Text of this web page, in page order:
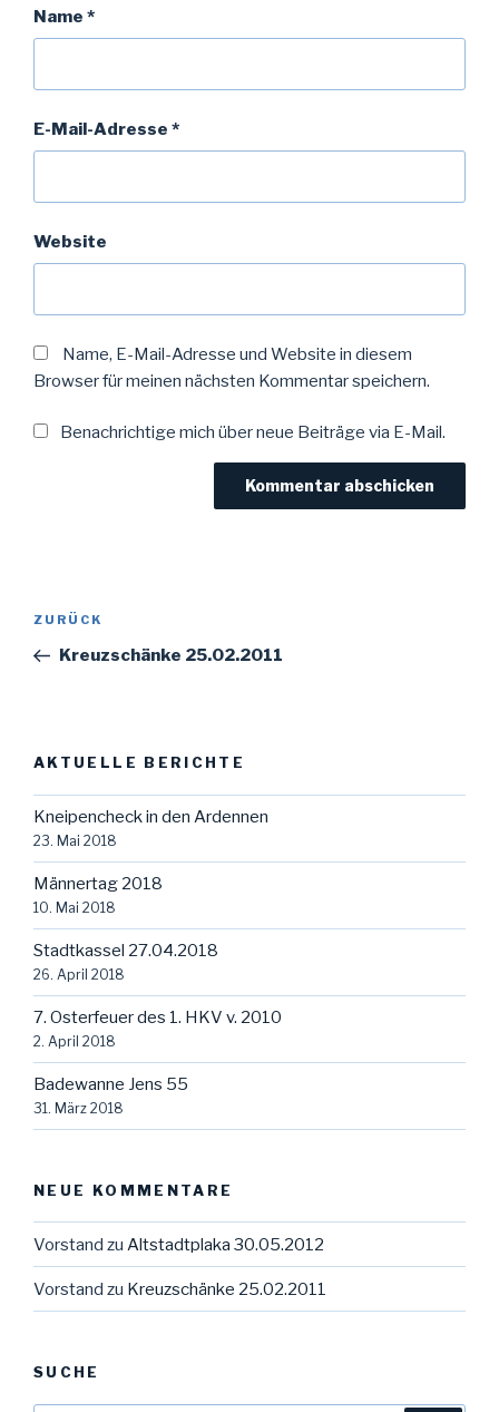
Name *
E-Mail-Adresse *
Website
Name, E-Mail-Adresse und Website in diesem
Browser für meinen nächsten Kommentar speichern.
Benachrichtige mich über neue Beiträge via E-Mail.
Beitragsnavigation
Vorheriger
Beitrag
ZURÜCK
Kreuzschänke 25.02.2011
AKTUELLE BERICHTE
Kneipencheck in den Ardennen
23. Mai 2018
Männertag 2018
10. Mai 2018
Stadtkassel 27.04.2018
26. April 2018
7. Osterfeuer des 1. HKV v. 2010
2. April 2018
Badewanne Jens 55
31. März 2018
NEUE KOMMENTARE
Vorstand zu Altstadtplaka 30.05.2012
Vorstand zu Kreuzschänke 25.02.2011
SUCHE